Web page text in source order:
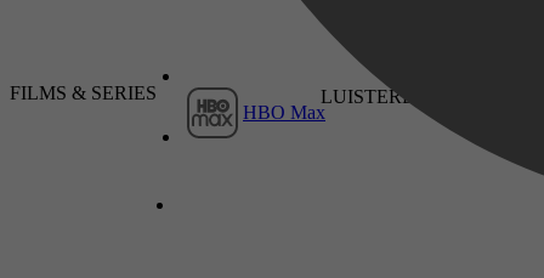
HBO Max
Jaap Smit
FILMS & SERIES LUISTERBOEKEN